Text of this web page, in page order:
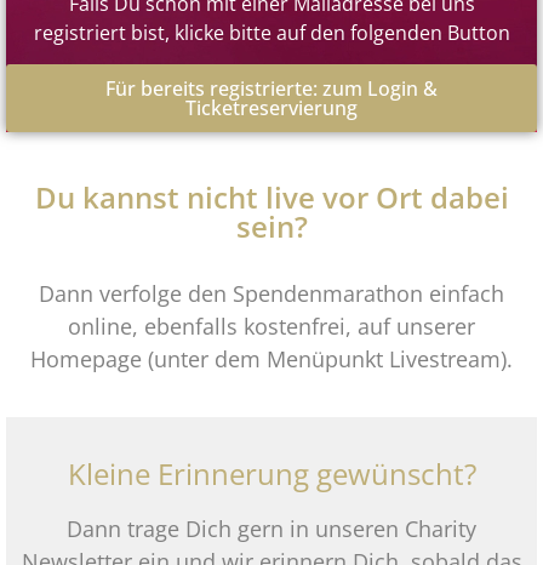
registriert bist, klicke bitte auf den folgenden Button
Für bereits registrierte: zum Login &
Ticketreservierung
Du kannst nicht live vor Ort dabei
sein?
Dann verfolge den Spendenmarathon einfach
online, ebenfalls kostenfrei, auf unserer
Homepage (unter dem Menüpunkt Livestream).
Kleine Erinnerung gewünscht?
Dann trage Dich gern in unseren Charity